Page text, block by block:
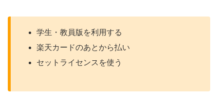
学生・教員版を利用する
楽天カードのあとから払い
セットライセンスを使う